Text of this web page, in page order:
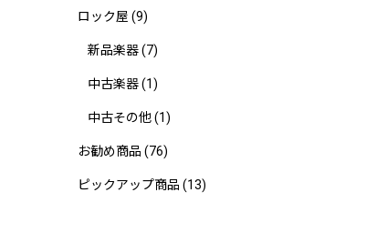
ロック屋 (9)
新品楽器(7)
中古楽器(1)
中古その他(1)
お勧め商品 (76)
ピックアップ商品 (13)